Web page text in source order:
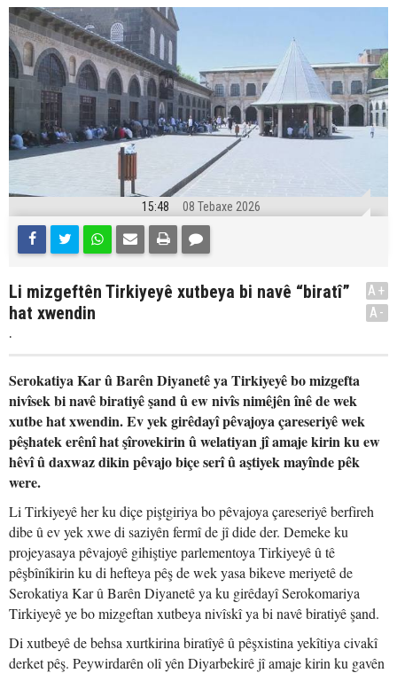
15:48 08 Tebaxe 2026
Li mizgeftên Tirkiyeyê xutbeya bi navê “biratî”
hat xwendin
.
A+
A-
Serokatiya Kar û Barên Diyanetê ya Tirkiyeyê bo mizgefta
nivîsek bi navê biratiyê şand û ew nivîs nimêjên înê de wek
xutbe hat xwendin. Ev yek girêdayî pêvajoya çareseriyê wek
pêşhatek erênî hat şîrovekirin û welatiyan jî amaje kirin ku ew
hêvî û daxwaz dikin pêvajo biçe serî û aştiyek mayînde pêk
were.
Li Tirkiyeyê her ku diçe piştgiriya bo pêvajoya çareseriyê berfireh
dibe û ev yek xwe di saziyên fermî de jî dide der. Demeke ku
projeyasaya pêvajoyê gihiştiye parlementoya Tirkiyeyê û tê
pêşbînîkirin ku di hefteya pêş de wek yasa bikeve meriyetê de
Serokatiya Kar û Barên Diyanetê ya ku girêdayî Serokomariya
Tirkiyeyê ye bo mizgeftan xutbeya nivîskî ya bi navê biratiyê şand.
Di xutbeyê de behsa xurtkirina biratîyê û pêşxistina yekîtiya civakî
derket pêş. Peywirdarên olî yên Diyarbekirê jî amaje kirin ku gavên